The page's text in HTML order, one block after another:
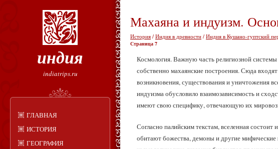
индия
indiatrips.ru
ГЛАВНАЯ
ИСТОРИЯ
ГЕОГРАФИЯ
Махаяна и индуизм.
История / Индия в древности / Индия в Кушано-гуптский
Страница 7
Космология. Важную часть религиозной
собственно махаянские построения. Сюда
возникновения, существования и уничтожения
индуизма обусловило взаимозависимость и
имеют свою специфику, отвечающую их
Согласно палийским текстам, вселенная
обитают божества, демоны и другие